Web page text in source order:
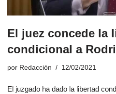
El juez concede la
condicional a
por Redacción 12/02/2021
El juzgado ha dado la libertad